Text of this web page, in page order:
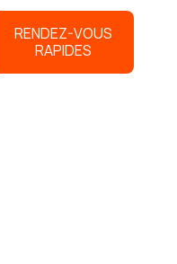
RENDEZ-VOUS
RAPIDES